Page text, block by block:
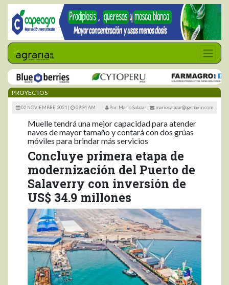
PROYECTOS
02 NOVIEMBRE 2021 | 09:34 AM Por: Mario Salazar | mariosalazar@agchavin.com
Muelle tendrá una mejor capacidad para atender
naves de mayor tamaño y contará con dos grúas
móviles para brindar más servicios
Concluye primera etapa de
modernización del Puerto de
Salaverry con inversión de
US$ 34.9 millones